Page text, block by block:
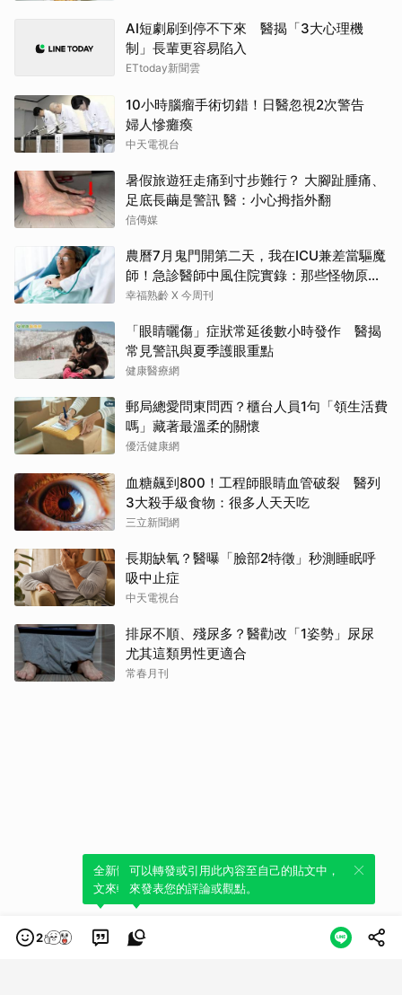
AI短劇刷到停不下來 醫揭「3大心理機
制」長輩更容易陷入
ETtoday新聞雲
10小時腦瘤手術切錯！日醫忽視2次警告
婦人慘癱瘓
中天電視台
暑假旅遊狂走痛到寸步難行？ 大腳趾腫痛、
足底長繭是警訊 醫：小心拇指外翻
信傳媒
農曆7月鬼門開第二天，我在ICU兼差當驅魔
師！急診醫師中風住院實錄：那些怪物原來
叫譫妄
幸福熟齡 X 今周刊
「眼睛曬傷」症狀常延後數小時發作 醫揭
常見警訊與夏季護眼重點
健康醫療網
郵局總愛問東問西？櫃台人員1句「領生活費
嗎」藏著最溫柔的關懷
優活健康網
血糖飆到800！工程師眼睛血管破裂 醫列
3大殺手級食物：很多人天天吃
三立新聞網
長期缺氧？醫曝「臉部2特徵」秒測睡眠呼
吸中止症
中天電視台
排尿不順、殘尿多？醫勸改「1姿勢」尿尿
尤其這類男性更適合
常春月刊
2
全新體驗！一鍵引用此內容，透過發布貼
文來輕鬆表達個人立場。
可以轉發或引用此內容至自己的貼文中，
來發表您的評論或觀點。